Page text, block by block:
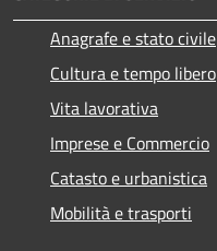
Anagrafe e stato civile
Cultura e tempo libero
Vita lavorativa
Imprese e Commercio
Catasto e urbanistica
Mobilità e trasporti